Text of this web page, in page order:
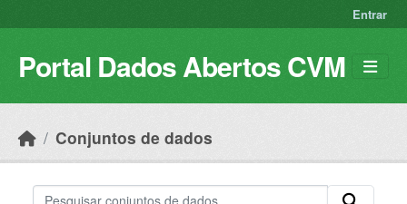
Entrar
Portal Dados Abertos CVM
Conjuntos de dados